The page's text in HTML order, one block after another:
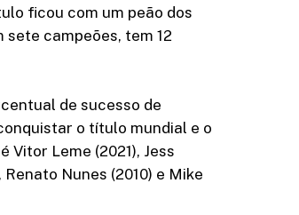
ficou com um peão dos
sete campeões, tem 12
de sucesso de
o título mundial e o
Vitor Leme (2021), Jess
Nunes (2010) e Mike